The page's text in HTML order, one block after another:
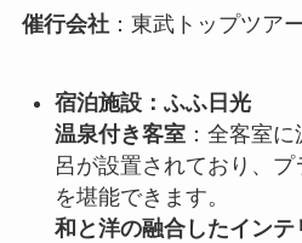
催行会社：東武トップツア
宿泊施設：ふふ日光
温泉付き客室：全客室に
呂が設置されており、
を堪能できます。
和と洋の融合したインテ